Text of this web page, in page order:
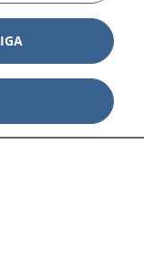
Visa
Visa
Visa